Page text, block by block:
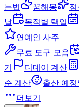
는법
꿈해몽
날
목적별 택일
연예인 사주
무료 도구 모음
기
디데이 계산
순 계산
출산 예정
더보기